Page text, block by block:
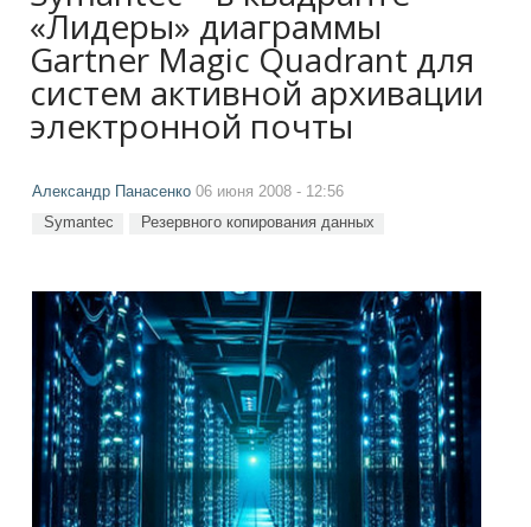
«Лидеры» диаграммы
Gartner Magic Quadrant для
систем активной архивации
электронной почты
Александр Панасенко 06 июня 2008 - 12:56
Symantec Резервного копирования данных